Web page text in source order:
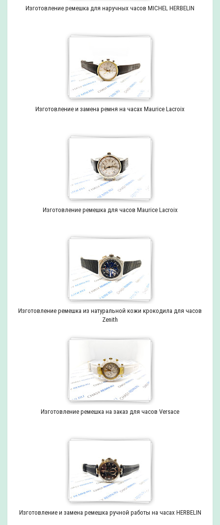
Изготовление ремешка для наручных часов MICHEL HERBELIN
Изготовление и замена ремня на часах Maurice Lacroix
Изготовление ремешка для часов Maurice Lacroix
Изготовление ремешка из натуральной кожи крокодила для часов
Zenith
Изготовление ремешка на заказ для часов Versace
Изготовление и замена ремешка ручной работы на часах HERBELIN